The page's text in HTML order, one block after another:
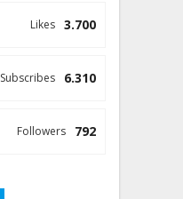
3.700
Likes
6.310
Subscribes
792
Followers